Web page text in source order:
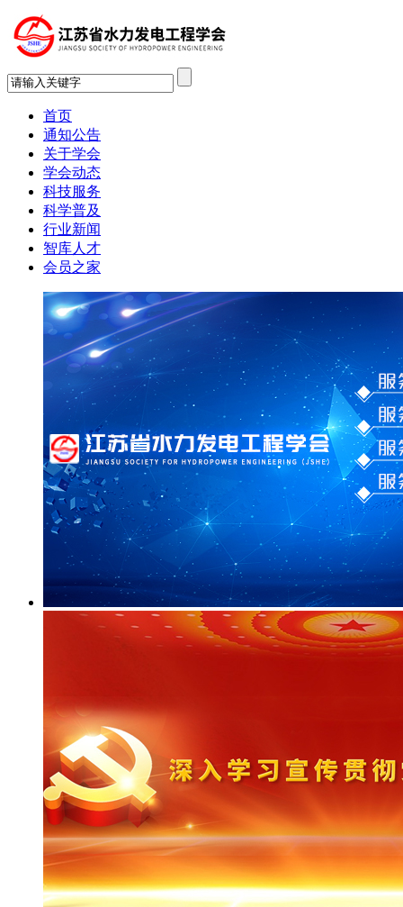
首页
通知公告
关于学会
学会动态
科技服务
科学普及
行业新闻
智库人才
会员之家